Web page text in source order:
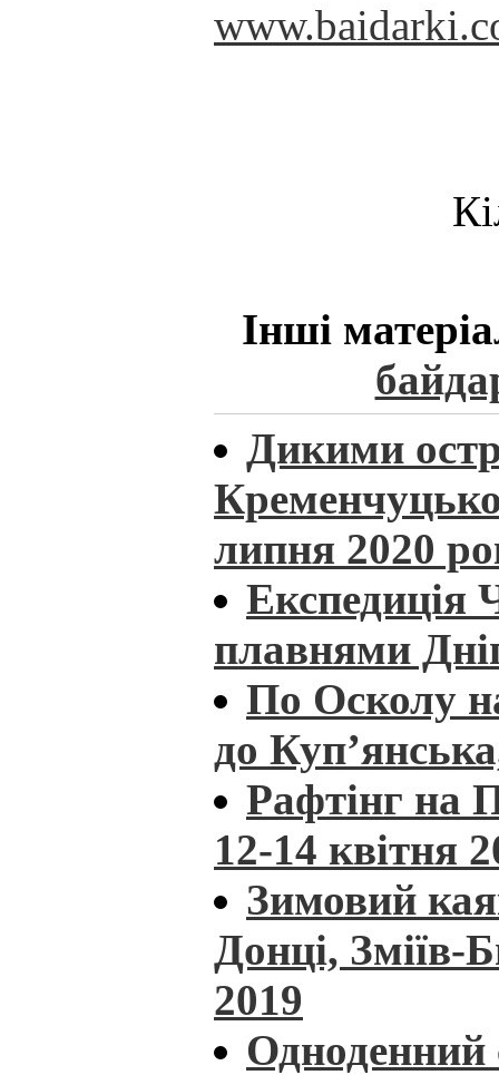
Інші
Дикими
липня 2020
Експедиція
плавнями
По Осколу
до
Рафтінг на
12-14 квітня
Зимовий
Донці,
2019
Одноденний